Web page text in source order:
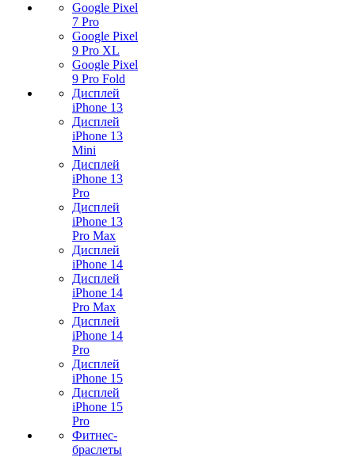
Google Pixel
7 Pro
Google Pixel
9 Pro XL
Google Pixel
9 Pro Fold
Дисплей
iPhone 13
Дисплей
iPhone 13
Mini
Дисплей
iPhone 13
Pro
Дисплей
iPhone 13
Pro Max
Дисплей
iPhone 14
Дисплей
iPhone 14
Pro Max
Дисплей
iPhone 14
Pro
Дисплей
iPhone 15
Дисплей
iPhone 15
Pro
Фитнес-
браслеты